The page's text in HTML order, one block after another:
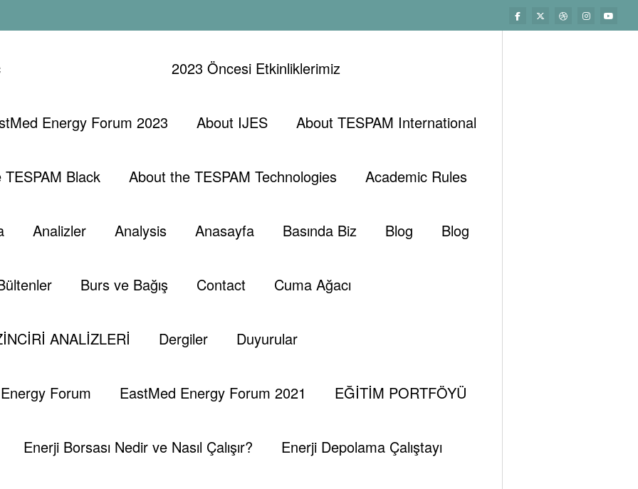
2023 Öncesi Etkinliklerimiz
Energy Forum 2023 About IJES About TESPAM International
Black About the TESPAM Technologies Academic Rules
Analizler Analysis Anasayfa Basında Biz Blog Blog
Burs ve Bağış Contact Cuma Ağacı
ANALİZLERİ Dergiler Duyurular
Forum EastMed Energy Forum 2021 EĞİTİM PORTFÖYÜ
Enerji Borsası Nedir ve Nasıl Çalışır? Enerji Depolama Çalıştayı
Araştirma Ve Geli̇şti̇rme (AR-GE) Çalişmalarinin Önemi̇
2024 0 Yorumlar
(AR-GE) Çalişmalarinin Önemi̇